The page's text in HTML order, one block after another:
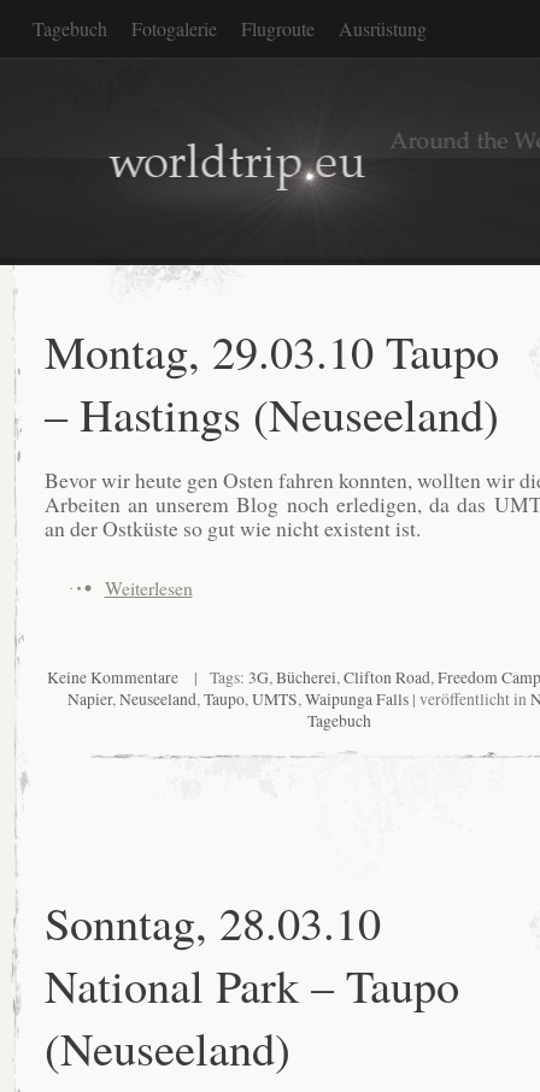
Tagebuch Fotogalerie Flugroute Ausrüstung
Montag, 29.03.10 Taupo
– Hastings (Neuseeland)
Bevor wir heute gen Osten fahren konnten, wollten wir
Arbeiten an unserem Blog noch erledigen, da das
an der Ostküste so gut wie nicht existent ist.
Weiterlesen
Keine Kommentare | Tags: 3G, Bücherei, Clifton Road, Freedom
Napier, Neuseeland, Taupo, UMTS, Waipunga Falls | veröffentlicht in
Tagebuch
Sonntag, 28.03.10
National Park – Taupo
(Neuseeland)